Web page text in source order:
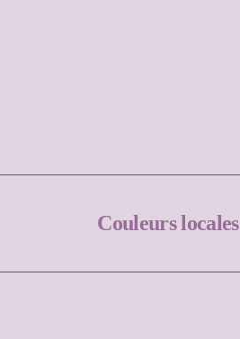
Couleurs locales